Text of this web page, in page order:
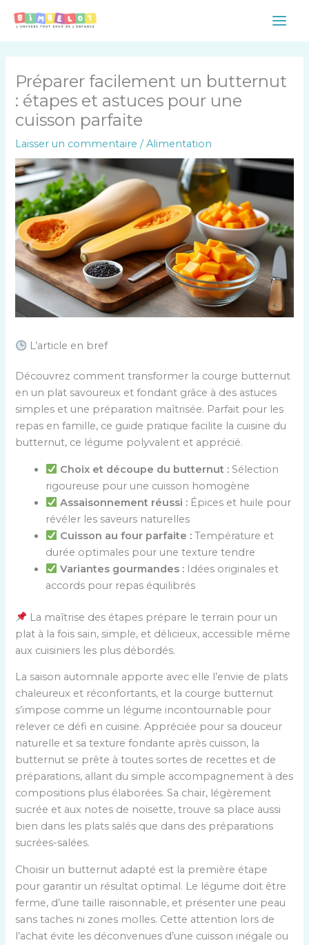
Main
Préparer facilement un butternut
: étapes et astuces pour une
cuisson parfaite
Laisser un commentaire /Alimentation
L’article en bref
Découvrez comment transformer la courge butternut
en un plat savoureux et fondant grâce à des astuces
simples et une préparation maîtrisée. Parfait pour les
repas en famille, ce guide pratique facilite la cuisine du
butternut, ce légume polyvalent et apprécié.
Choix et découpe du butternut :Sélection
rigoureuse pour une cuisson homogène
Assaisonnement réussi :Épices et huile pour
révéler les saveurs naturelles
Cuisson au four parfaite :Température et
durée optimales pour une texture tendre
Variantes gourmandes :Idées originales et
accords pour repas équilibrés
La maîtrise des étapes prépare le terrain pour un
plat à la fois sain, simple, et délicieux, accessible même
aux cuisiniers les plus débordés.
La saison automnale apporte avec elle l’envie de plats
chaleureux et réconfortants, et la courge butternut
s’impose comme un légume incontournable pour
relever ce défi en cuisine. Appréciée pour sa douceur
naturelle et sa texture fondante après cuisson, la
butternut se prête à toutes sortes de recettes et de
préparations, allant du simple accompagnement à des
compositions plus élaborées. Sa chair, légèrement
sucrée et aux notes de noisette, trouve sa place aussi
bien dans les plats salés que dans des préparations
sucrées-salées.
Choisir un butternut adapté est la première étape
pour garantir un résultat optimal. Le légume doit être
ferme, d’une taille raisonnable, et présenter une peau
sans taches ni zones molles. Cette attention lors de
l’achat évite les déconvenues d’une cuisson inégale ou